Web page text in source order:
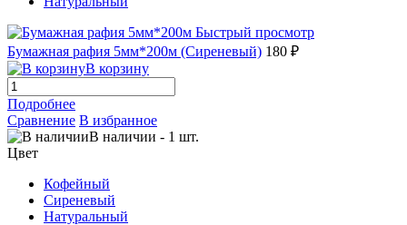
Быстрый просмотр
Бумажная рафия 5мм*200м (Сиреневый) 180 ₽
В корзину
Подробнее
Сравнение В избранное
В наличии - 1 шт.
Цвет
Кофейный
Сиреневый
Натуральный